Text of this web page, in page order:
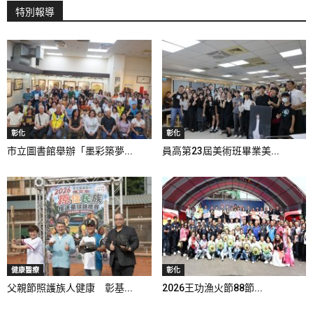
特別報導
彰化
市立圖書館舉辦「墨彩築夢...
彰化
員高第23屆美術班畢業美...
健康醫療
父親節照護族人健康 彰基...
彰化
2026王功漁火節88節...